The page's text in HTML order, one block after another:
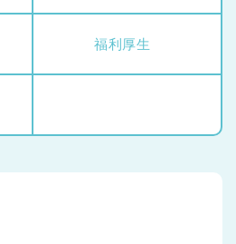
福利厚生